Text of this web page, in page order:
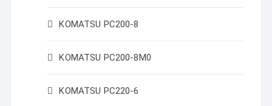
KOMATSU PC200-8
KOMATSU PC200-8M0
KOMATSU PC220-6